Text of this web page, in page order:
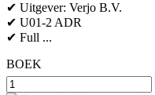
✔ Uitgever: Verjo B.V.
✔ U01-2 ADR
✔ Full ...
BOEK